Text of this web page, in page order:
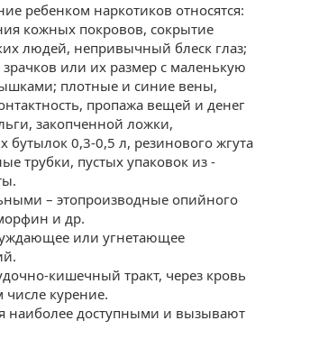
ребенком наркотиков относятся:
кожных покровов, сокрытие
людей, непривычный блеск глаз;
или их размер с маленькую
плотные и синие вены,
пропажа вещей и денег
закопченной ложки,
бутылок 0,3-0,5 л, резинового жгута
трубки, пустых упаковок из -
– этопроизводные опийного
и др.
или угнетающее
кишечный тракт, через кровь
курение.
наиболее доступными и вызывают